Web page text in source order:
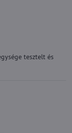
tesztelt és